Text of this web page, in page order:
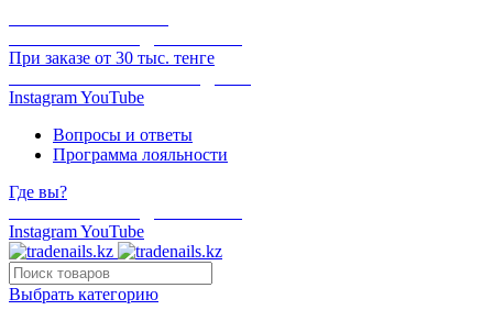
При заказе от 30 тыс. тенге
InstagramYouTube
Вопросы и ответы
Программа лояльности
Где вы?
InstagramYouTube
Выбрать категорию